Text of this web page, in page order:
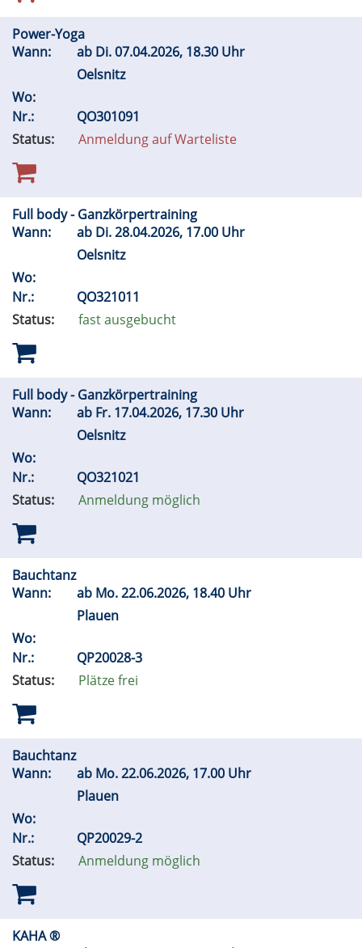
Power-Yoga
Wann:
ab Di.07.04.2026, 18.30 Uhr
Oelsnitz
Wo:
Nr.:
QO301091
Status:
Anmeldung auf Warteliste
Full body - Ganzkörpertraining
Wann:
ab Di.28.04.2026, 17.00 Uhr
Oelsnitz
Wo:
Nr.:
QO321011
Status:
fast ausgebucht
Full body - Ganzkörpertraining
Wann:
ab Fr. 17.04.2026, 17.30 Uhr
Oelsnitz
Wo:
Nr.:
QO321021
Status:
Anmeldung möglich
Bauchtanz
Wann:
ab Mo.22.06.2026, 18.40 Uhr
Plauen
Wo:
Nr.:
QP20028-3
Status:
Plätze frei
Bauchtanz
Wann:
ab Mo.22.06.2026, 17.00 Uhr
Plauen
Wo:
Nr.:
QP20029-2
Status:
Anmeldung möglich
KAHA ®